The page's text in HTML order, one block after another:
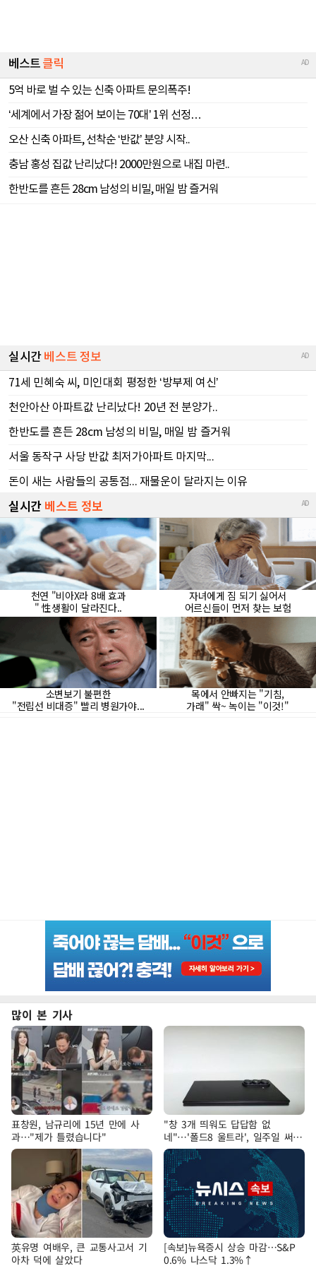
많이 본 기사
표창원, 남규리에 15년 만에 사
과…"제가 틀렸습니다"
"창 3개 띄워도 답답함 없
네"…'폴드8 울트라', 일주일 써보
니
英유명 여배우, 큰 교통사고서 기
아차 덕에 살았다
[속보]뉴욕증시 상승 마감…S&P
0.6% 나스닥 1.3%↑